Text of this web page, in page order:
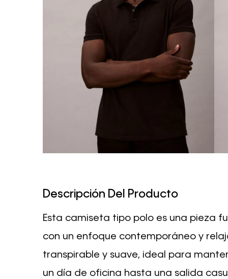
Descripción Del Producto
Esta camiseta tipo polo es una pieza
con un enfoque contemporáneo y
transpirable y suave, ideal para
un día de oficina hasta una salida